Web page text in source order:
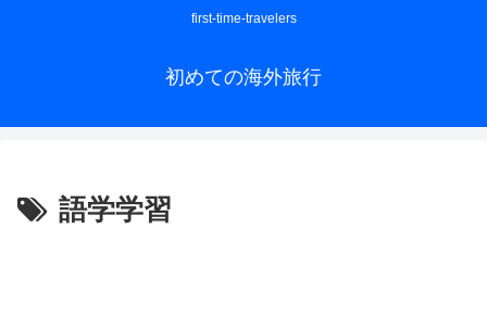
first-time-travelers
初めての海外旅行
語学学習